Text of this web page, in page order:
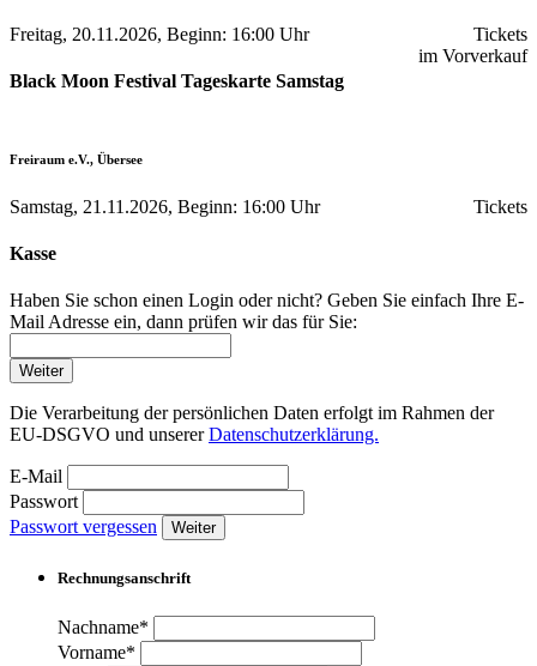
Freitag, 20.11.2026, Beginn: 16:00 Uhr Tickets
Black Moon Festival Tageskarte Samstag
im Vorverkauf
Freiraum e.V., Übersee
Samstag, 21.11.2026, Beginn: 16:00 Uhr Tickets
Kasse
Haben Sie schon einen Login oder nicht? Geben Sie einfach Ihre E-
Mail Adresse ein, dann prüfen wir das für Sie:
Weiter
Die Verarbeitung der persönlichen Daten erfolgt im Rahmen der
EU-DSGVO und unsererDatenschutzerklärung.
E-Mail
Passwort
Passwort vergessen
Weiter
Rechnungsanschrift
Nachname*
Vorname*